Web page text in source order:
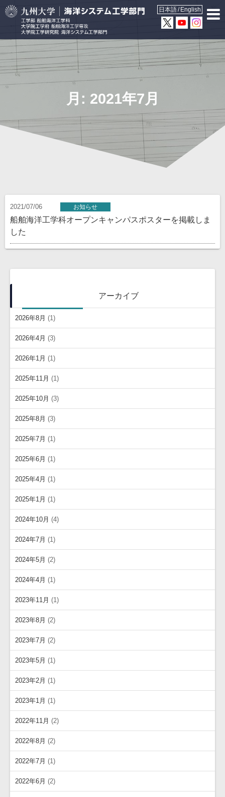
English
日本語
月: 2021年7月
2021/07/06 お知らせ
船舶海洋工学科オープンキャンパスポスターを掲載しま
した
アーカイブ
2026年8月 (1)
2026年4月 (3)
2026年1月 (1)
2025年11月 (1)
2025年10月 (3)
2025年8月 (3)
2025年7月 (1)
2025年6月 (1)
2025年4月 (1)
2025年1月 (1)
2024年10月 (4)
2024年7月 (1)
2024年5月 (2)
2024年4月 (1)
2023年11月 (1)
2023年8月 (2)
2023年7月 (2)
2023年5月 (1)
2023年2月 (1)
2023年1月 (1)
2022年11月 (2)
2022年8月 (2)
2022年7月 (1)
2022年6月 (2)